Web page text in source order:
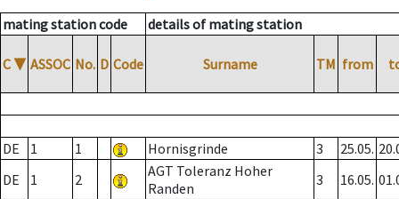
mating station code details of mating station
C ▼ ASSOC No. D Code Surname TM from
DE 1 1 Hornisgrinde 3 25.05.
DE
1 2
AGT Toleranz Hoher
Randen
3 16.05.